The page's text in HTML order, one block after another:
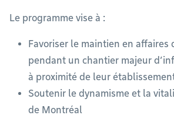
Le programme vise à :
Favoriser le maintien en affaires
pendant un chantier majeur
à proximité de leur
Soutenir le dynamisme et la
de Montréal